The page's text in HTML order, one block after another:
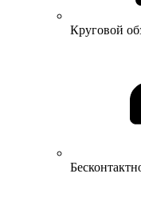
Круговой